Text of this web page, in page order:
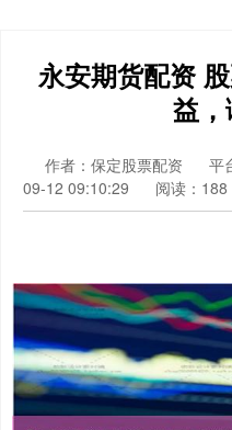
永安期货配资
益
作者：保定股票配资 平
09-12 09:10:29
阅读：188